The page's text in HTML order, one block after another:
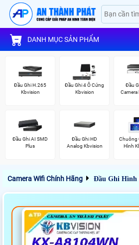
DANH MỤC SẢN PHẨM
Đầu Ghi H.265
Kbvision
Đầu Ghi 4 Ổ Cứng
Kbvision
Đầu
Camera
Đầu Ghi AI SMD
Plus
Đầu Ghi HD
Analog Kbvision
Chuông
Hình
Camera Wifi Chính Hãng Đầu Ghi Hình